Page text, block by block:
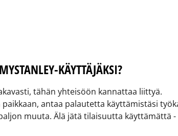
KÄYTTÄJÄKSI?
tähän yhteisöön kannattaa liittyä.
antaa palautetta käyttämistäsi
muuta. Älä jätä tilaisuutta käyttämättä -